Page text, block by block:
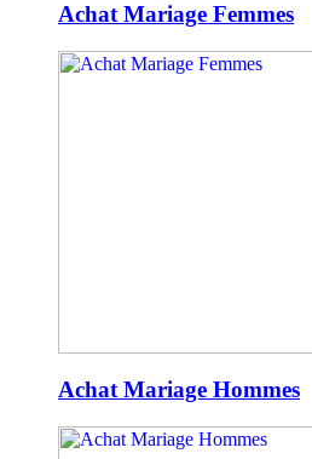
Achat Mariage Femmes
Achat Mariage Hommes